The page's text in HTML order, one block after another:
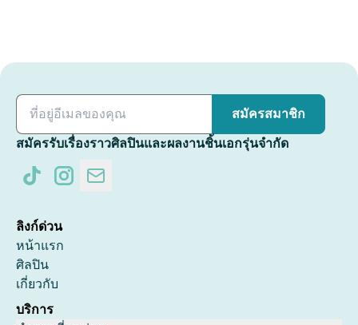
สมัครสมาชิก
สมัครรับเรื่องราวศิลปินและผลงานชิ้นเอกรุ่นจำกัด
ลิงก์ด่วน
หน้าแรก
ศิลปิน
เกี่ยวกับ
บริการ